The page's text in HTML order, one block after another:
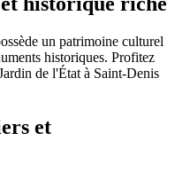
un patrimoine culturel
historiques. Profitez
de l'État à Saint-Denis
et